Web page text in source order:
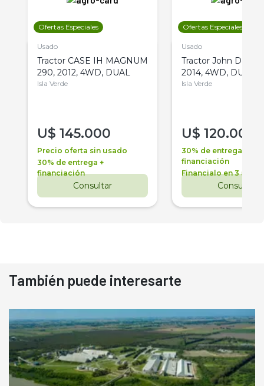
Ofertas Especiales
Usado
Tractor CASE IH MAGNUM
290, 2012, 4WD, DUAL
Isla Verde
U$ 145.000
Precio oferta sin usado
30% de entrega +
financiación
Consultar
Ofertas Especiales
Usado
Tractor John Deere
2014, 4WD, DUAL
Isla Verde
U$ 120.000
30% de entrega +
financiación
Financialo en 3 años
Consultar
También puede interesarte